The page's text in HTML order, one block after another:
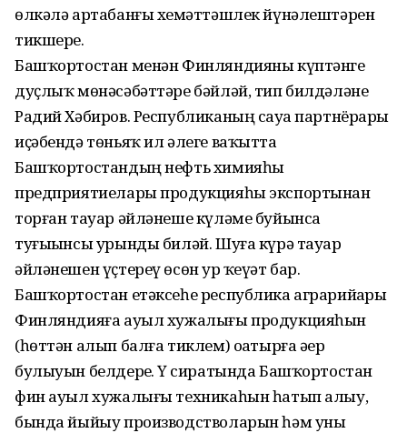
өлкәлә артабанғы хеҙмәттәшлек йүнәлештәрен
тикшерҙе.
Башҡортостан менән Финляндияны күптәнге
дуҫлыҡ мөнәсәбәттәре бәйләй, тип билдәләне
Радий Хәбиров. Республиканың сауҙа партнёрҙары
иҫәбендә төньяҡ ил әлеге ваҡытта
Башҡортостандың нефть химияһы
предприятиелары продукцияһы экспортынан
торған тауар әйләнеше күләме буйынса
туғыҙынсы урынды биләй. Шуға күрә тауар
әйләнешен үҫтереү өсөн ҙур ҡеүәт бар.
Башҡортостан етәксеһе республика аграрийҙары
Финляндияға ауыл хужалығы продукцияһын
(һөттән алып балға тиклем) оҙатырға әҙер
булыуын белдерҙе. Үҙ сиратында Башҡортостан
фин ауыл хужалығы техникаһын һатып алыу,
бында йыйыу производстволарын һәм уны